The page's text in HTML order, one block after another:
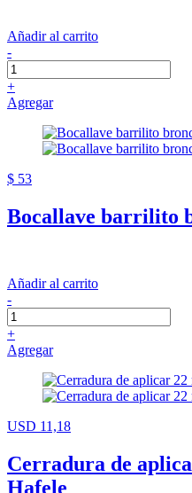
Añadir al carrito
-
+
Agregar
$ 53
Bocallave barrilito
Añadir al carrito
-
+
Agregar
USD 11,18
Cerradura de
Hafele